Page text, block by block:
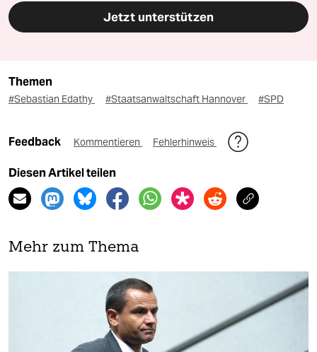
Jetzt unterstützen
Themen
#Sebastian Edathy #Staatsanwaltschaft Hannover #SPD
Feedback Kommentieren Fehlerhinweis
Diesen Artikel teilen
Mehr zum Thema